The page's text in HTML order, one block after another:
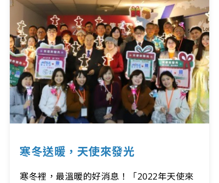
寒冬送暖，天使來發光
寒冬裡，最溫暖的好消息！「2022年天使來